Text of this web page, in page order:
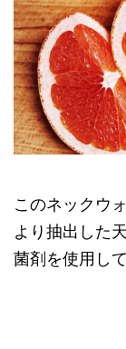
このネックウ
より抽出した
菌剤を使用し